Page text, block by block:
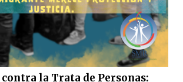
la Trata de Personas: